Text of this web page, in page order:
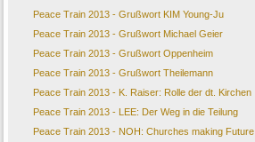
Peace Train 2013 - Grußwort KIM Young-Ju
Peace Train 2013 - Grußwort Michael Geier
Peace Train 2013 - Grußwort Oppenheim
Peace Train 2013 - Grußwort Theilemann
Peace Train 2013 - K. Raiser: Rolle der dt. Kirchen
Peace Train 2013 - LEE: Der Weg in die Teilung
Peace Train 2013 - NOH: Churches making Future